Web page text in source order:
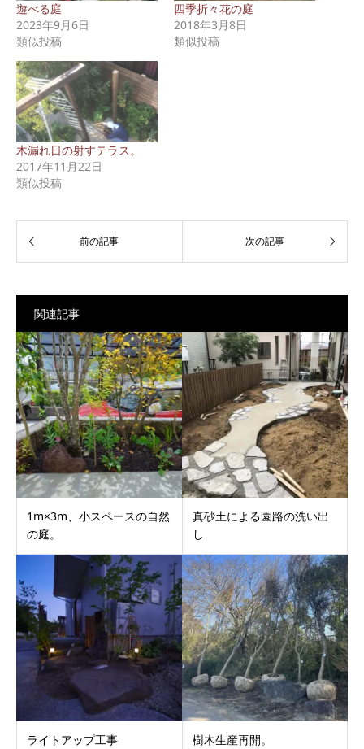
遊べる庭
2023年9月6日
類似投稿
四季折々花の庭
2018年3月8日
類似投稿
木漏れ日の射すテラス。
2017年11月22日
類似投稿
関連記事
1m×3m、小スペースの自然
の庭。
真砂土による園路の洗い出
し
ライトアップ工事 樹木生産再開。